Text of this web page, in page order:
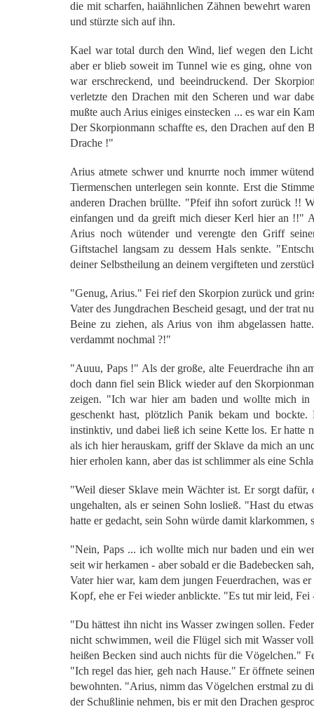
die mit scharfen, haiähnlichen Zähnen bewehrt
und stürzte sich auf ihn.
Kael war total durch den Wind, lief wegen den
aber er blieb soweit im Tunnel wie es ging, ohne von
war erschreckend, und beeindruckend. Der
verletzte den Drachen mit den Scheren und war
mußte auch Arius einiges einstecken ... es war ein
Der Skorpionmann schaffte es, den Drachen auf
Drache !"
Arius atmete schwer und knurrte noch immer
Tiermenschen unterlegen sein konnte. Erst die
anderen Drachen brüllte. "Pfeif ihn sofort zurück !!
einfangen und da greift mich dieser Kerl hier an !!"
Arius noch wütender und verengte den Griff
Giftstachel langsam zu dessem Hals senkte.
deiner Selbstheilung an deinem vergifteten und
"Genug, Arius." Fei rief den Skorpion zurück und
Vater des Jungdrachen Bescheid gesagt, und der trat
Beine zu ziehen, als Arius von ihm abgelassen
verdammt nochmal ?!"
"Auuu, Paps !" Als der große, alte Feuerdrache ihn
doch dann fiel sein Blick wieder auf den
zeigen. "Ich war hier am baden und wollte mich
geschenkt hast, plötzlich Panik bekam und
instinktiv, und dabei ließ ich seine Kette los. Er hatte
als ich hier herauskam, griff der Sklave da mich an
hier erholen kann, aber das ist schlimmer als eine
"Weil dieser Sklave mein Wächter ist. Er sorgt
ungehalten, als er seinen Sohn losließ. "Hast du
hatte er gedacht, sein Sohn würde damit
"Nein, Paps ... ich wollte mich nur baden und ein
seit wir herkamen - aber sobald er die Badebecken
Vater hier war, kam dem jungen Feuerdrachen, was
Kopf, ehe er Fei wieder anblickte. "Es tut mir leid,
"Du hättest ihn nicht ins Wasser zwingen sollen.
nicht schwimmen, weil die Flügel sich mit Wasser
heißen Becken sind auch nichts für die Vögelchen."
"Ich regel das hier, geh nach Hause." Er öffnete
bewohnten. "Arius, nimm das Vögelchen erstmal zu
der Schußlinie nehmen, bis er mit den Drachen